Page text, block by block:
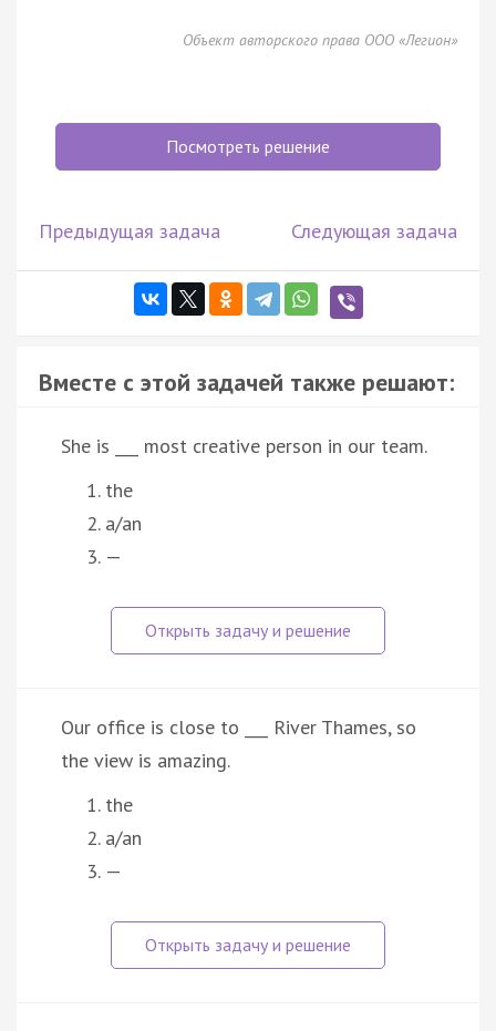
Объект авторского права ООО «Легион»
Посмотреть решение
Предыдущая задача Следующая задача
Вместе с этой задачей также решают:
She is ___ most creative person in our team.
the
a/an
—
Our office is close to ___ River Thames, so
the view is amazing.
the
a/an
—